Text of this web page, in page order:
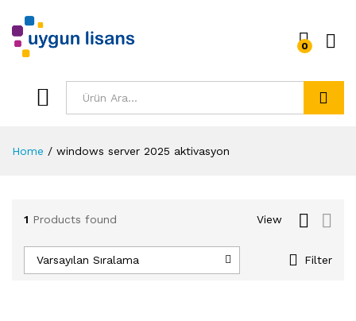
0
Home / windows server 2025 aktivasyon
1 Products found View
Filter
Varsayılan Sıralama